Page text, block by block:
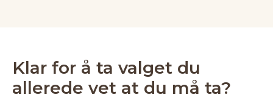
Klar for å ta valget du
allerede vet at du må ta?